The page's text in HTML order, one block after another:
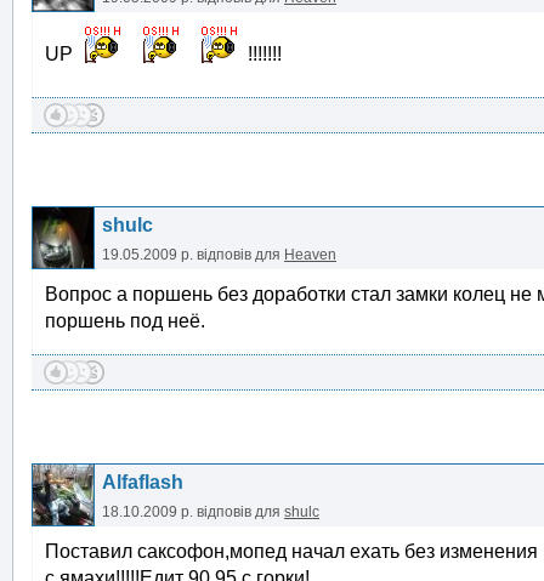
UP !!!!!!!
shulc
19.05.2009 р. відповів для Heaven
Вопрос а поршень без доработки стал замки колец не
поршень под неё.
Alfaflash
18.10.2009 р. відповів для shulc
Поставил саксофон,мопед начал ехать без